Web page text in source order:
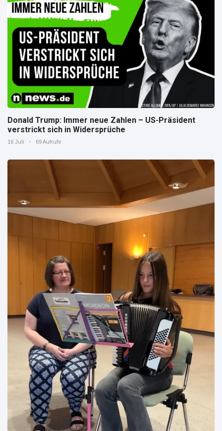
Donald Trump: Immer neue Zahlen – US-Präsident
verstrickt sich in Widersprüche
16 Juli 69 Aufrufe